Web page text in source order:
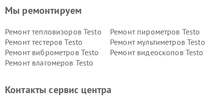
Мы ремонтируем
Ремонт тепловизоров Testo
Ремонт пирометров Testo
Ремонт тестеров Testo
Ремонт мультиметров Testo
Ремонт виброметров Testo
Ремонт видеоскопов Testo
Ремонт влагомеров Testo
Контакты сервис центра